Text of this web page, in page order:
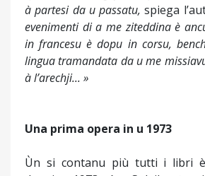
à partesi da u passatu,spiega
evenimenti di a me ziteddina è
in francesu è dopu in corsu,
lingua tramandata da u me
à l’arechji... »
Una prima opera in u 1973
Ùn si contanu più tutti i libri è